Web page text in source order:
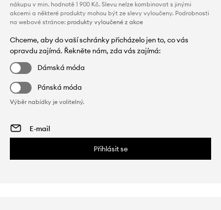
nákupu v min. hodnotě 1 900 Kč. Slevu nelze kombinovat s jinými
akcemi a některé produkty mohou být ze slevy vyloučeny. Podrobnosti
na webové stránce: produkty vyloučené z akce
Chceme, aby do vaší schránky přicházelo jen to, co vás
opravdu zajímá. Řekněte nám, zda vás zajímá:
Dámská móda
Pánská móda
Výběr nabídky je volitelný.
Přihlásit se